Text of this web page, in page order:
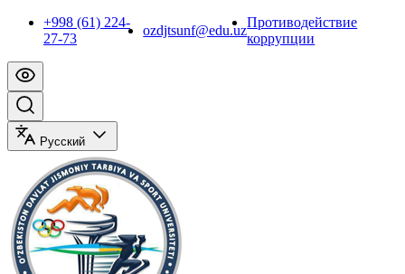
+998 (61) 224-
27-73
ozdjtsunf@edu.uz
Противодействие
коррупции
Русский